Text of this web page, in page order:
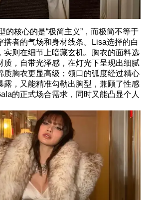
核心的是“极简主义”，而极简不等于
搭者的气场和身材线条。Lisa选择的白
实则在细节上暗藏玄机。胸衣的面料选
质，自带光泽感，在灯光下呈现出细腻
质胸衣更显高级；领口的弧度经过精心
露，又能精准勾勒出胸型，兼顾了性感
的正式场合需求，同时又能凸显个人